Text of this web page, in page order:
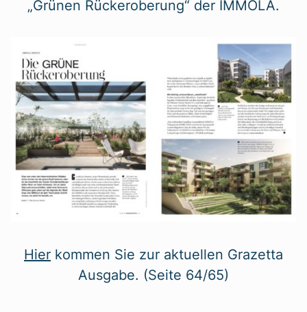
„Grünen Rückeroberung“ der IMMOLA.
Hier kommen Sie zur aktuellen Grazetta
Ausgabe. (Seite 64/65)